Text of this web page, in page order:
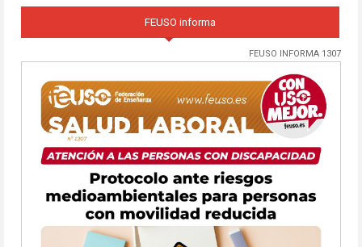
FEUSO informa
FEUSO INFORMA 1307